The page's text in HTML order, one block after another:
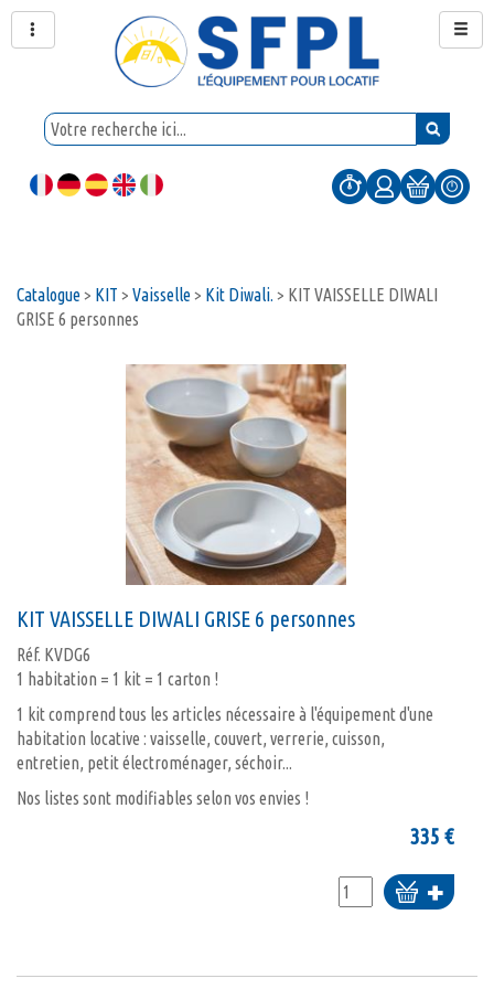
Catalogue> KIT > Vaisselle> Kit Diwali. > KIT VAISSELLE DIWALI
GRISE 6 personnes
KIT VAISSELLE DIWALI GRISE 6 personnes
Réf. KVDG6
1 habitation = 1 kit = 1 carton !
1 kit comprend tous les articles nécessaire à l'équipement d'une
habitation locative : vaisselle, couvert, verrerie, cuisson,
entretien, petit électroménager, séchoir...
Nos listes sont modifiables selon vos envies !
335 €
Ajouter
au